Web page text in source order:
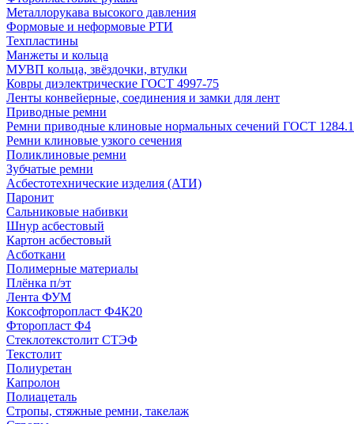
Металлорукава высокого давления
Формовые и неформовые РТИ
Техпластины
Манжеты и кольца
МУВП кольца, звёздочки, втулки
Ковры диэлектрические ГОСТ 4997-75
Ленты конвейерные, соединения и замки для лент
Приводные ремни
Ремни приводные клиновые нормальных сечений ГОСТ
Ремни клиновые узкого сечения
Поликлиновые ремни
Зубчатые ремни
Асбестотехнические изделия (АТИ)
Паронит
Сальниковые набивки
Шнур асбестовый
Картон асбестовый
Асботкани
Полимерные материалы
Плёнка п/эт
Лента ФУМ
Коксофторопласт Ф4К20
Фторопласт Ф4
Стеклотекстолит СТЭФ
Текстолит
Полиуретан
Капролон
Полиацеталь
Стропы, стяжные ремни, такелаж